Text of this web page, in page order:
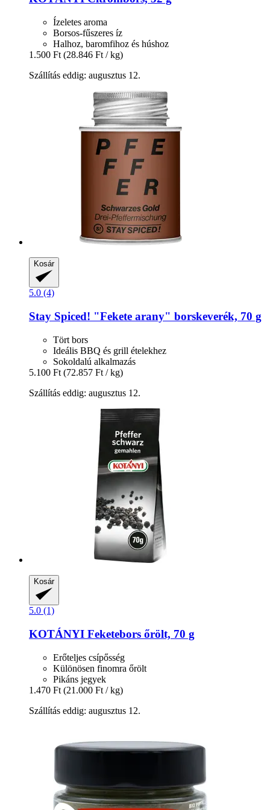
Ízeletes aroma
Borsos-fűszeres íz
Halhoz, baromfihoz és húshoz
1.500 Ft (28.846 Ft / kg)
Szállítás eddig: augusztus 12.
Kosár
5.0 (4)
Stay Spiced! "Fekete arany" borskeverék, 70 g
Tört bors
Ideális BBQ és grill ételekhez
Sokoldalú alkalmazás
5.100 Ft (72.857 Ft / kg)
Szállítás eddig: augusztus 12.
Kosár
5.0 (1)
KOTÁNYI Feketebors őrölt, 70 g
Erőteljes csípősség
Különösen finomra őrölt
Pikáns jegyek
1.470 Ft (21.000 Ft / kg)
Szállítás eddig: augusztus 12.